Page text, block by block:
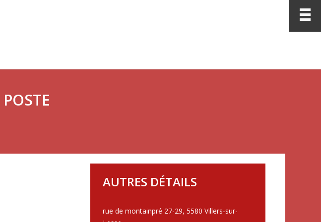
AUTRES DÉTAILS
rue de montainpré 27-29, 5580 Villers-sur-